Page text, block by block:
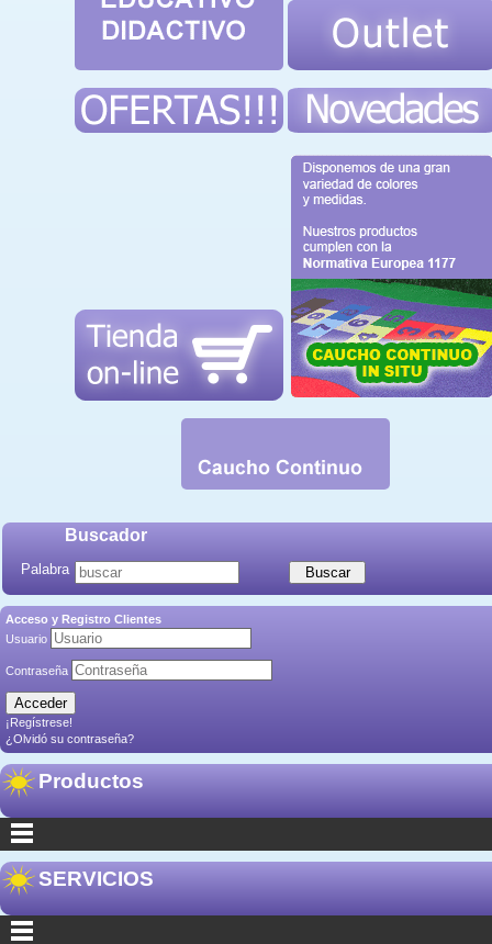
Buscador
Palabra
Acceso y Registro Clientes
Usuario
Contraseña
¡Regístrese!
¿Olvidó su contraseña?
Productos
SERVICIOS